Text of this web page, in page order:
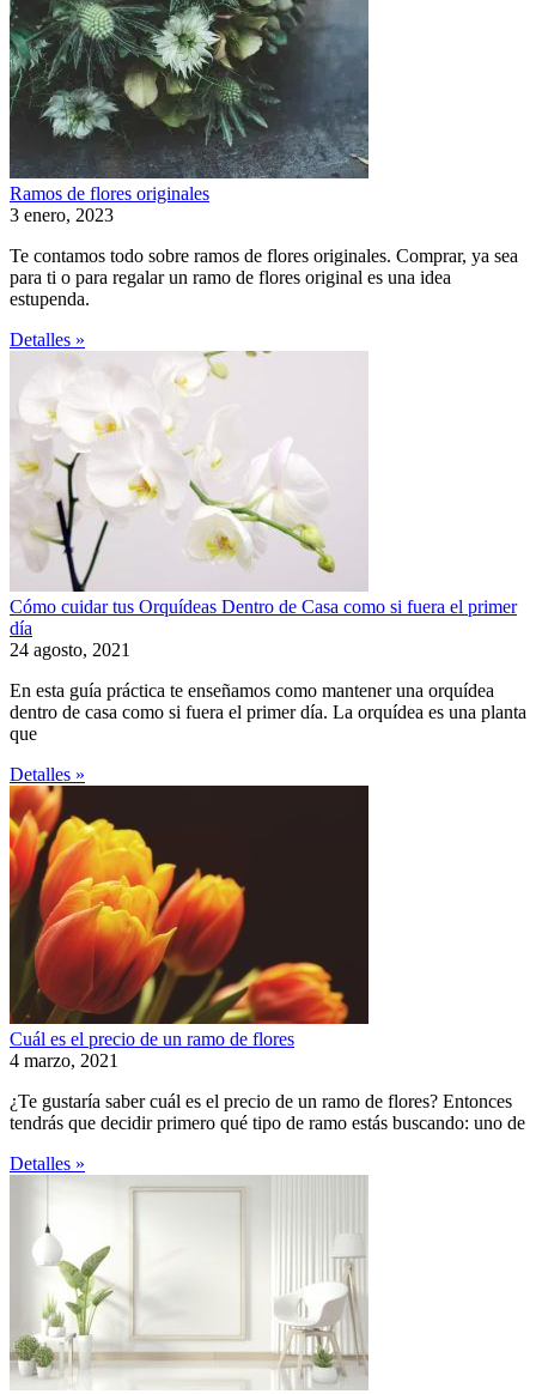
Ramos de flores originales
3 enero, 2023
Te contamos todo sobre ramos de flores originales. Comprar, ya sea
para ti o para regalar un ramo de flores original es una idea
estupenda.
Detalles »
Cómo cuidar tus Orquídeas Dentro de Casa como si fuera el primer
día
24 agosto, 2021
En esta guía práctica te enseñamos como mantener una orquídea
dentro de casa como si fuera el primer día. La orquídea es una planta
que
Detalles »
Cuál es el precio de un ramo de flores
4 marzo, 2021
¿Te gustaría saber cuál es el precio de un ramo de flores? Entonces
tendrás que decidir primero qué tipo de ramo estás buscando: uno de
Detalles »